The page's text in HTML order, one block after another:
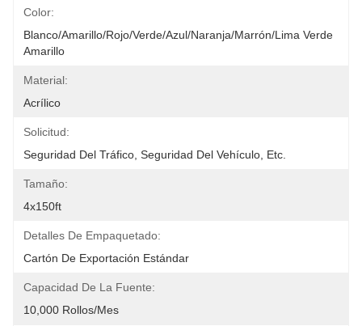
Color:
Blanco/amarillo/rojo/verde/azul/naranja/marrón/lima Verde
Amarillo
Material:
Acrílico
Solicitud:
Seguridad Del Tráfico, Seguridad Del Vehículo, Etc.
Tamaño:
4x150ft
Detalles De Empaquetado:
Cartón De Exportación Estándar
Capacidad De La Fuente:
10,000 Rollos/mes